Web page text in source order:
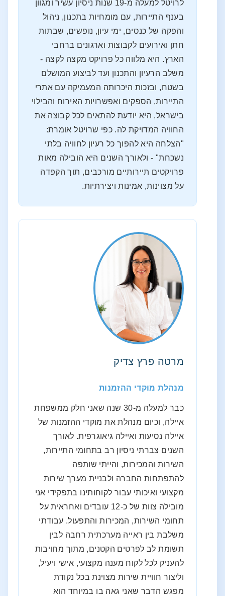
לרויטל למעלה מ-19 שנות ניסיון עשיר ומגוון
בענף התיירות, עם מומחיות בתכנון, ניהול
והפקה של כנסים, ימי עיון, נופשים, שבתות
חתן ואירועים לקבוצות וארגונים ברחבי
הארץ. היא מלווה כל פרויקט מקצה לקצה -
משלב הרעיון והתכנון ועד לביצוע המושלם
בשטח, ובזכות היכרותה המעמיקה עם אתרי
התיירות, הספקים ואפשרויות האירוח והבילוי
בישראל, היא יודעת להתאים לכל קבוצה את
החוויה המדויקת לה. כפי שרויטל אומרת:
"הצלחה היא להפוך כל רעיון לחוויה בלתי
נשכחת" - ולאורך השנים היא הובילה מאות
פרויקטים תיירותיים מורכבים, תוך הקפדה
על מצוינות, אמינות ויצירתיות.
מרטה פרץ צדיק
מנהלת מוקדי ההזמנות
כבר למעלה מ-30 שנה שאני חלק ממשפחת
איילה, וכיום מנהלת את מוקדי ההזמנות של
איילה נסיעות ואיילה גיאוגרפית. לאורך
השנים צברתי ניסיון רב בתחומי התיירות,
השירות והמכירות, והייתי שותפה
להתפתחות החברה ולבניית מערך שירות
מקצועי ואיכותי עבור לקוחותינו בתפקידי אני
מובילה צוות של כ-12 עובדים ואחראית על
תחומי השירות, המכירות והתפעול. עבודתי
משלבת בין ראייה מערכתית רחבה לבין
תשומת לב לפרטים הקטנים, מתוך מחויבות
להעניק לכל לקוח מענה מקצועי, אישי ויעיל,
וליצור חוויית שירות מצוינת בכל נקודת
מפגש הדבר שאני גאה בו במיוחד הוא